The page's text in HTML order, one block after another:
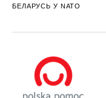
БЕЛАРУСЬ У NATO